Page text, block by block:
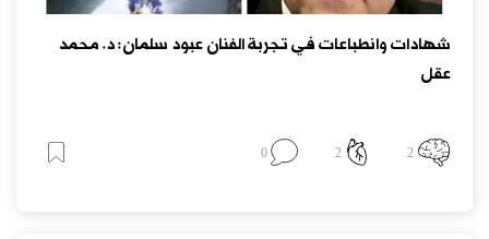
شهادات وانطباعات في تجربة الفنان عبود سلمان: د. محمد
عقل
2
2
0